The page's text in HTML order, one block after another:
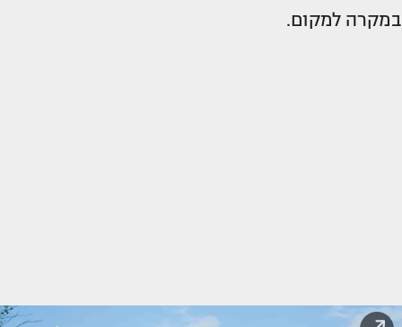
במקרה למקום.